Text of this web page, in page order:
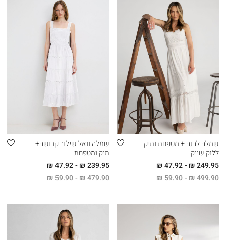
שמלה לבנה + מטפחת ותיק
ללוק שייק
59.90 ₪ 499.90 ₪
47.92 ₪ 249.95 ₪
שמלה וואל שילוב קרושה+
תיק ומטפחת
59.90 ₪ 479.90 ₪
47.92 ₪ 239.95 ₪